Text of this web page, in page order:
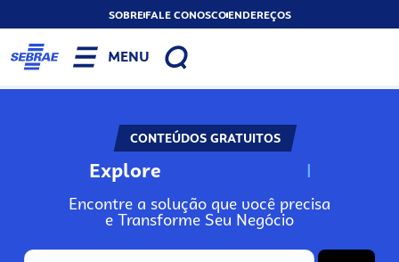
SOBREFALE CONOSCOENDEREÇOS
MENU
CONTEÚDOS GRATUITOS
Explore N
Encontre a solução que você precisa
e Transforme Seu Negócio